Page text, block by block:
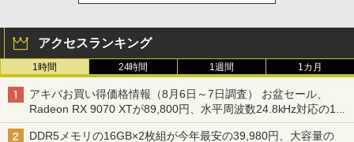
アクセスランキング
1時間 24時間 1週間 1カ月
アキバお買い得価格情報（8月6日～7日調査） お盆セール、
Radeon RX 9070 XTが89,800円、水平周波数24.8kHz対応の17
型モニターが9,801円、暑さ指数連動セール ほか
DDR5メモリの16GB×2枚組が今年最安の39,980円、大容量の